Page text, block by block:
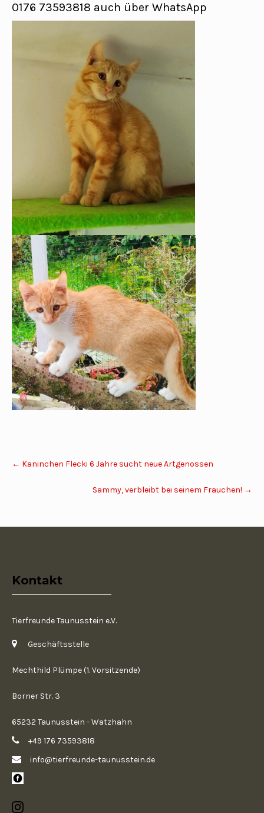
0176 73593818 auch über WhatsApp
navigation
← Kaninchen Flecki 6 Jahre sucht neue Artgenossen
Sammy, verbleibt bei seinem Frauchen! →
Kontakt
Tierfreunde Taunusstein e.V.
Geschäftsstelle
Mechthild Plümpe (1. Vorsitzende)
Borner Str. 3
65232 Taunusstein - Watzhahn
+49 176 73593818
info@tierfreunde-taunusstein.de